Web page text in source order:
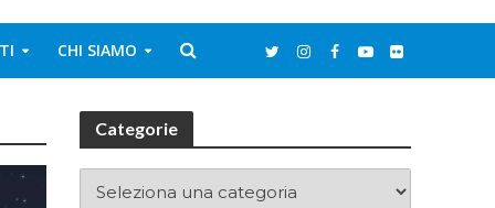
CHI SIAMO
Categorie